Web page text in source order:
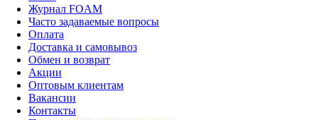
Журнал FOAM
Часто задаваемые вопросы
Оплата
Доставка и самовывоз
Обмен и возврат
Акции
Оптовым клиентам
Вакансии
Контакты